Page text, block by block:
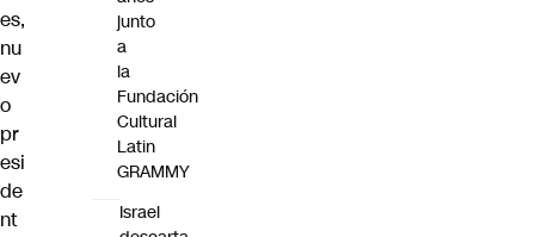
es,
nu
ev
o
pr
esi
de
nt
junto
a
la
Fundación
Cultural
Latin
GRAMMY
Israel